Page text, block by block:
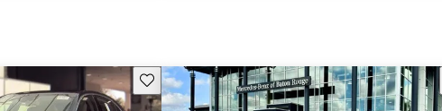
Guarda este Aviso